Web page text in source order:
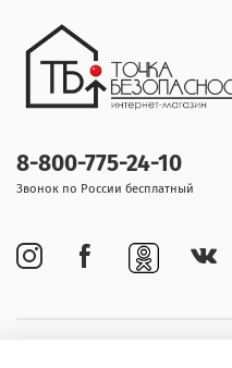
8-800-775-24-10
Звонок по России бесплатный